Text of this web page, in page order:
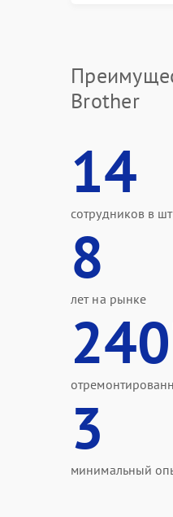
Brother
14
сотрудников в
8
лет на рынке
3
минимальный